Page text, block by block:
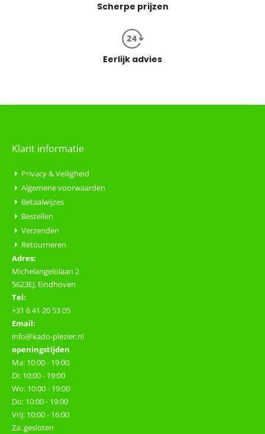
Scherpe prijzen
Eerlijk advies
Klant informatie
Privacy & Veiligheid
Algemene voorwaarden
Betaalwijzes
Bestellen
Verzenden
Retourneren
Adres:
Michelangelolaan 2
5623EJ, Eindhoven
Tel:
+31 6 41 20 53 05
Email:
info@kado-plezier.nl
openingstijden
Ma: 10:00 - 19:00
Di: 10:00 - 19:00
Wo: 10:00 - 19:00
Do: 10:00 - 19:00
Vrij: 10:00 - 16:00
Za: gesloten